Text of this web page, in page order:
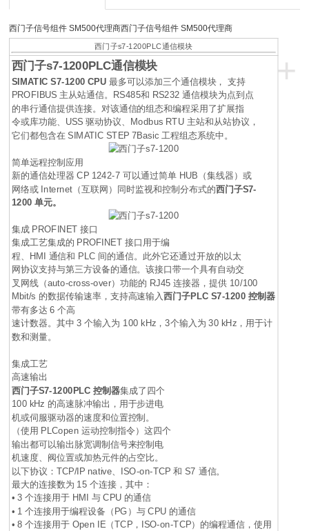
西门子信号组件 SM500代理商西门子信号组件 SM500代理商
+
西门子s7-1200PLC通信模块
西门子s7-1200PLC通信模块
SIMATIC S7-1200 CPU最多可以添加三个通信模块， 支持
PROFIBUS 主从站通信。RS485和 RS232 通信模块为点到点
的串行通信提供连接。对该通信的组态和编程采用了扩展指
令或库功能、USS 驱动协议、Modbus RTU 主站和从站协议，
它们都包含在 SIMATIC STEP 7Basic 工程组态系统中。
简单远程控制应用
新的通信处理器 CP 1242-7 可以通过简单 HUB（集线器）或
网络或 Internet（互联网）同时监视和控制分布式的西门子S7-
1200 单元。
集成 PROFINET 接口
集成工艺集成的 PROFINET 接口用于编
程、HMI 通信和 PLC 间的通信。此外它还通过开放的以太
网协议支持与第三方设备的通信。该接口带一个具有自动交
叉网线（auto-cross-over）功能的 RJ45 连接器，提供 10/100
Mbit/s 的数据传输速率，支持高速输入西门子PLCS7-1200 控制器
带有多达 6 个高
速计数器。其中 3 个输入为 100 kHz，3个输入为 30 kHz，用于计
数和测量。
集成工艺
高速输出
西门子S7-1200PLC 控制器集成了四个
100 kHz 的高速脉冲输出，用于步进电
机或伺服驱动器的速度和位置控制。
（使用 PLCopen 运动控制指令）这四个
输出都可以输出脉宽调制信号来控制电
机速度、阀位置或加热元件的占空比。
以下协议：TCP/IP native、ISO-on-TCP 和 S7 通信。
最大的连接数为 15 个连接，其中：
• 3 个连接用于 HMI 与 CPU 的通信
• 1 个连接用于编程设备（PG）与 CPU 的通信
• 8 个连接用于 Open IE（TCP，ISO-on-TCP）的编程通信，使用